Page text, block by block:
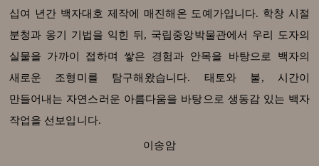
십여 년간 백자대호 제작에 매진해온 도예가입니다. 학창 시절
분청과 옹기 기법을 익힌 뒤, 국립중앙박물관에서 우리 도자의
실물을 가까이 접하며 쌓은 경험과 안목을 바탕으로 백자의
새로운 조형미를 탐구해왔습니다. 태토와 불, 시간이
만들어내는 자연스러운 아름다움을 바탕으로 생동감 있는 백자
작업을 선보입니다.
이송암